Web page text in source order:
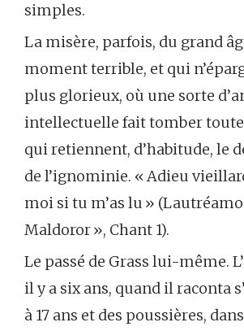
simples.
La misère, parfois, du grand
moment terrible, et qui
plus glorieux, où une sorte
intellectuelle fait tomber
qui retiennent, d’habitude, le
de l’ignominie. « Adieu
moi si tu m’as lu »
Maldoror », Chant 1).
Le passé de Grass lui-même.
il y a six ans, quand il raconta
à 17 ans et des poussières,